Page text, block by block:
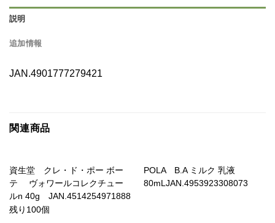
説明
追加情報
JAN.4901777279421
関連商品
資生堂 クレ・ド・ポー ボー
テ ヴォワールコレクチュー
ルn 40g JAN.4514254971888
残り100個
POLA B.A ミルク 乳液
80mLJAN.4953923308073